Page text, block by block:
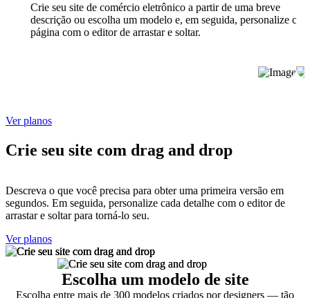
Crie seu site de comércio eletrônico a partir de uma breve
descrição ou escolha um modelo e, em seguida, personalize
página com o editor de arrastar e soltar.
Ver planos
Crie seu site com drag and drop
Descreva o que você precisa para obter uma primeira versão em
segundos. Em seguida, personalize cada detalhe com o editor de
arrastar e soltar para torná-lo seu.
Ver planos
Escolha um modelo de site
Escolha entre mais de 300 modelos criados por designers — tão